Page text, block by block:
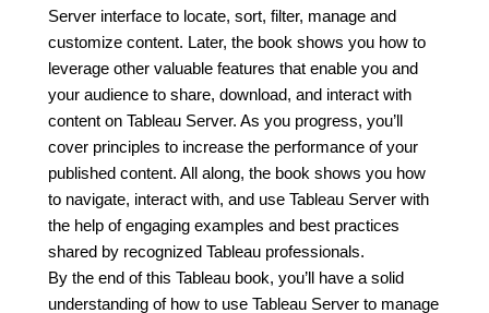
Server interface to locate, sort, filter, manage and
customize content. Later, the book shows you how to
leverage other valuable features that enable you and
your audience to share, download, and interact with
content on Tableau Server. As you progress, you’ll
cover principles to increase the performance of your
published content. All along, the book shows you how
to navigate, interact with, and use Tableau Server with
the help of engaging examples and best practices
shared by recognized Tableau professionals.
By the end of this Tableau book, you’ll have a solid
understanding of how to use Tableau Server to manage